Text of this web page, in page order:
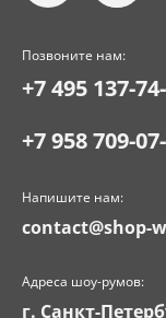
Позвоните нам:
+7 495 137-
+7 958 709-
Напишите нам:
contact@shop-
Адреса шоу-румов:
г. Санкт-